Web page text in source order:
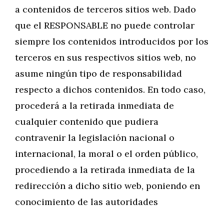
a contenidos de terceros sitios web. Dado
que el RESPONSABLE no puede controlar
siempre los contenidos introducidos por los
terceros en sus respectivos sitios web, no
asume ningún tipo de responsabilidad
respecto a dichos contenidos. En todo caso,
procederá a la retirada inmediata de
cualquier contenido que pudiera
contravenir la legislación nacional o
internacional, la moral o el orden público,
procediendo a la retirada inmediata de la
redirección a dicho sitio web, poniendo en
conocimiento de las autoridades